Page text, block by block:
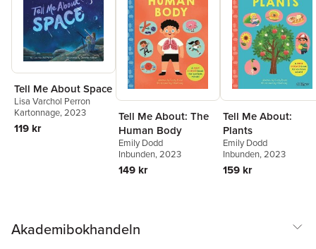
Tell Me About Space
Lisa Varchol Perron
Kartonnage, 2023
119 kr
Tell Me About: The
Human Body
Emily Dodd
Inbunden, 2023
149 kr
Tell Me About:
Plants
Emily Dodd
Inbunden, 2023
159 kr
Akademibokhandeln